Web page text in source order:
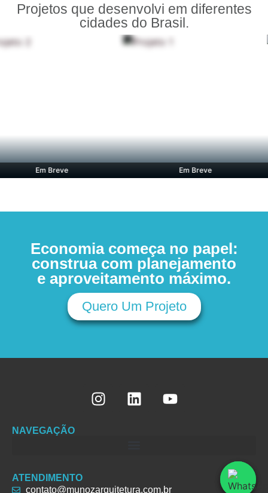
Projetos que desenvolvi em diferentes
cidades do Brasil.
Em Breve Em Breve
Economia começa no papel:
construa com planejamento
e aproveitamento máximo.
Quero Um Projeto
NAVEGAÇÃO
ATENDIMENTO
contato@munozarquitetura.com.br